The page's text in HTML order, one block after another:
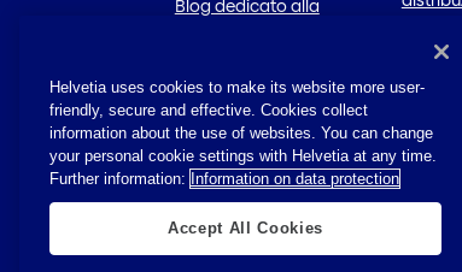
Blog dedicato alla
© 2026 Helvetia·St. Alban-Anlage 26
Impressum·Disposizioni giuridiche
Helvetia uses cookies to make its website more user-
friendly, secure and effective. Cookies collect
information about the use of websites. You can change
your personal cookie settings with Helvetia at any time.
Further information: Information on data protection
Accept All Cookies